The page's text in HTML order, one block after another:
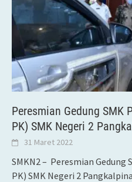
Peresmian Gedung SMK
PK) SMK Negeri 2
31 Maret 2022
SMKN2 – Peresmian Gedung
PK) SMK Negeri 2